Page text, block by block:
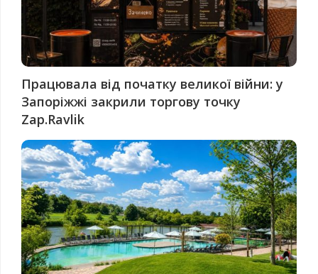
Працювала від початку великої війни: у
Запоріжжі закрили торгову точку
Zap.Ravlik